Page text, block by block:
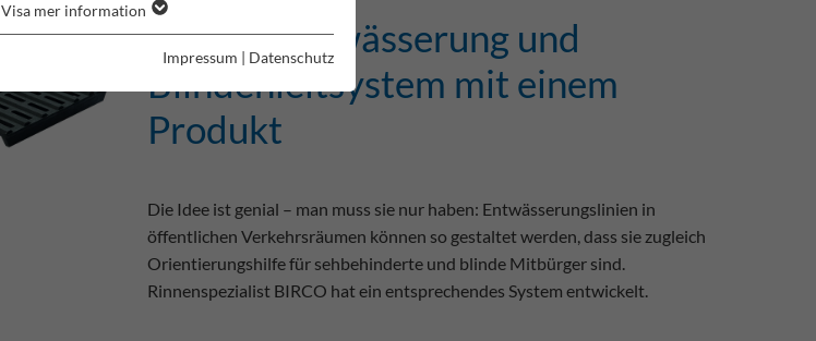
Flächenentwässerung und
Blindenleitsystem mit einem
Produkt
Die Idee ist genial – man muss sie nur haben: Entwässerungslinien in
öffentlichen Verkehrsräumen können so gestaltet werden, dass sie zugleich
Orientierungshilfe für sehbehinderte und blinde Mitbürger sind.
Rinnenspezialist BIRCO hat ein entsprechendes System entwickelt.
Visa mer information
Impressum Datenschutz